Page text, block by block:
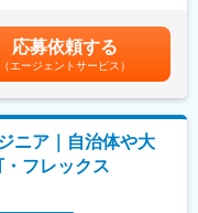
広いIT知識の習得
の向上
ィ系資格で専門性を証明
の高い仕事に、主体的に
ちしています。
の監視・分析
の報告・改善提案
積、各種ドキュメント作
チューニング
※業績や評価により変動あ
選考を通じて上下する可
を含めた表記です。
応募依頼する
（エージェントサービス）
ニア｜自治体や大
フレックス